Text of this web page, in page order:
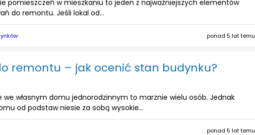
pomieszczeń w mieszkaniu to jeden z najważniejszych elementów
do remontu. Jeśli lokal od...
ponad 5 lat temu
remontu – jak ocenić stan budynku?
we własnym domu jednorodzinnym to marznie wielu osób. Jednak
od podstaw niesie za sobą wysokie...
ponad 5 lat temu